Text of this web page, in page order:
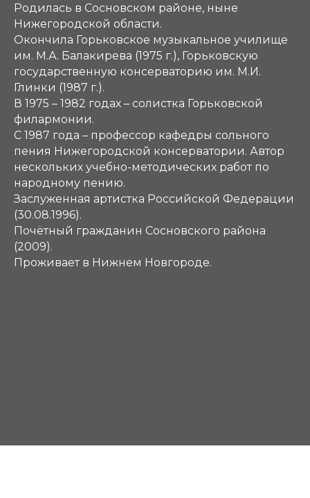
Родилась в Сосновском районе, ныне
Нижегородской области.
Окончила Горьковское музыкальное училище
им. М.А. Балакирева (1975 г.), Горьковскую
государственную консерваторию им. М.И.
Глинки (1987 г.).
В 1975 – 1982 годах – солистка Горьковской
филармонии.
С 1987 года – профессор кафедры сольного
пения Нижегородской консерватории. Автор
нескольких учебно-методических работ по
народному пению.
Заслуженная артистка Российской Федерации
(30.08.1996).
Почётный гражданин Сосновского района
(2009).
Проживает в Нижнем Новгороде.